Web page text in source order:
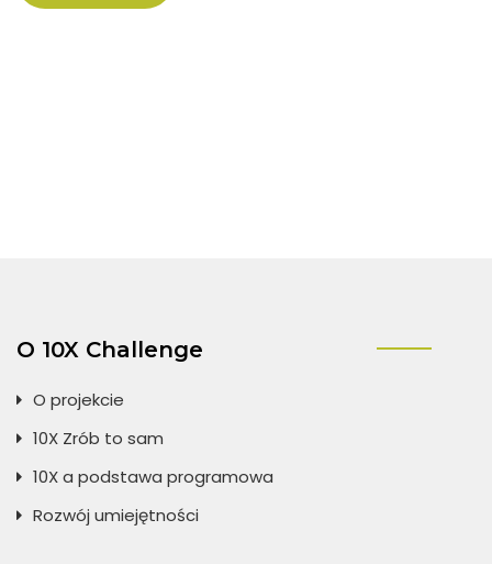
O 10X Challenge
O projekcie
10X Zrób to sam
10X a podstawa programowa
Rozwój umiejętności